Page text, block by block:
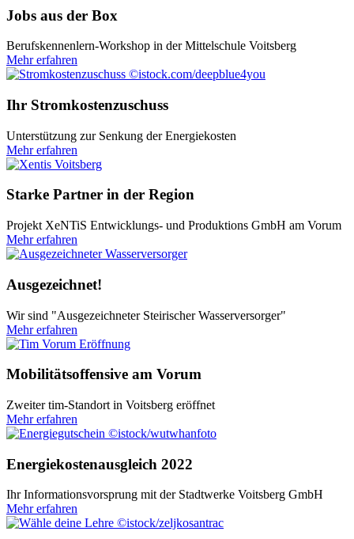
Jobs aus der Box
Berufskennenlern-Workshop in der Mittelschule Voitsberg
Mehr erfahren
©istock.com/deepblue4you
Ihr Stromkostenzuschuss
Unterstützung zur Senkung der Energiekosten
Mehr erfahren
Starke Partner in der Region
Projekt XeNTiS Entwicklungs- und Produktions GmbH am Vorum
Mehr erfahren
Ausgezeichnet!
Wir sind "Ausgezeichneter Steirischer Wasserversorger"
Mehr erfahren
Mobilitätsoffensive am Vorum
Zweiter tim-Standort in Voitsberg eröffnet
Mehr erfahren
©istock/wutwhanfoto
Energiekostenausgleich 2022
Ihr Informationsvorsprung mit der Stadtwerke Voitsberg GmbH
Mehr erfahren
©istock/zeljkosantrac